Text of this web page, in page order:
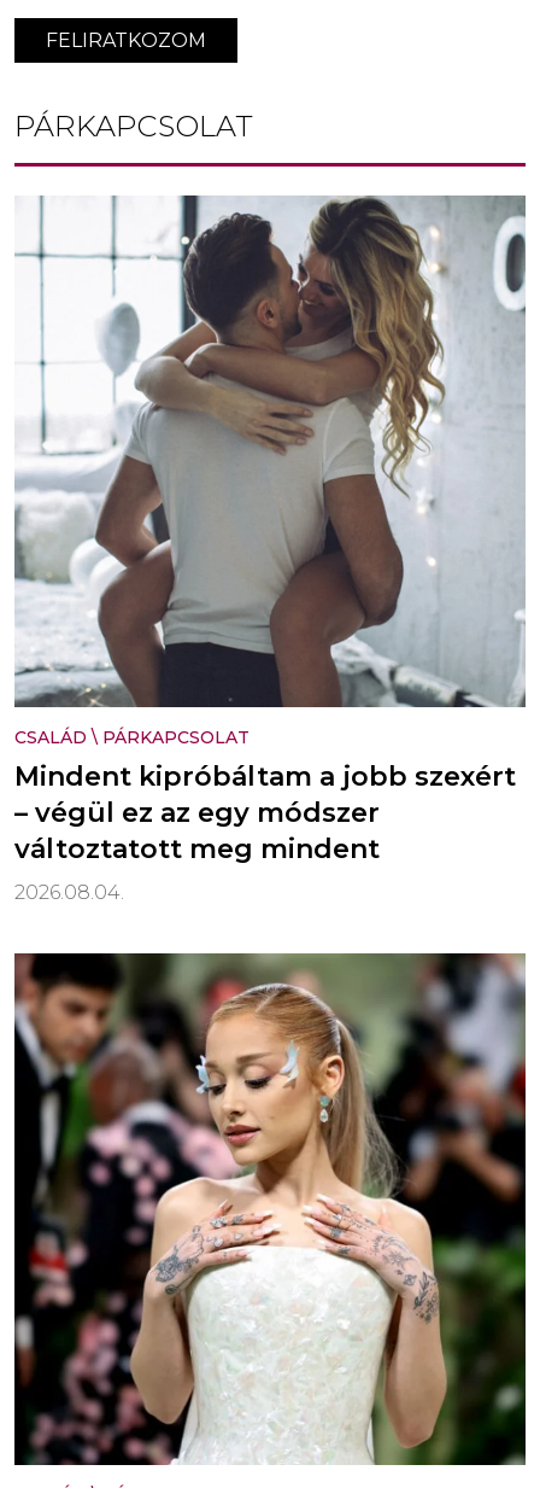
FELIRATKOZOM
PÁRKAPCSOLAT
CSALÁD \ PÁRKAPCSOLAT
Mindent kipróbáltam a jobb szexért
– végül ez az egy módszer
változtatott meg mindent
2026.08.04.